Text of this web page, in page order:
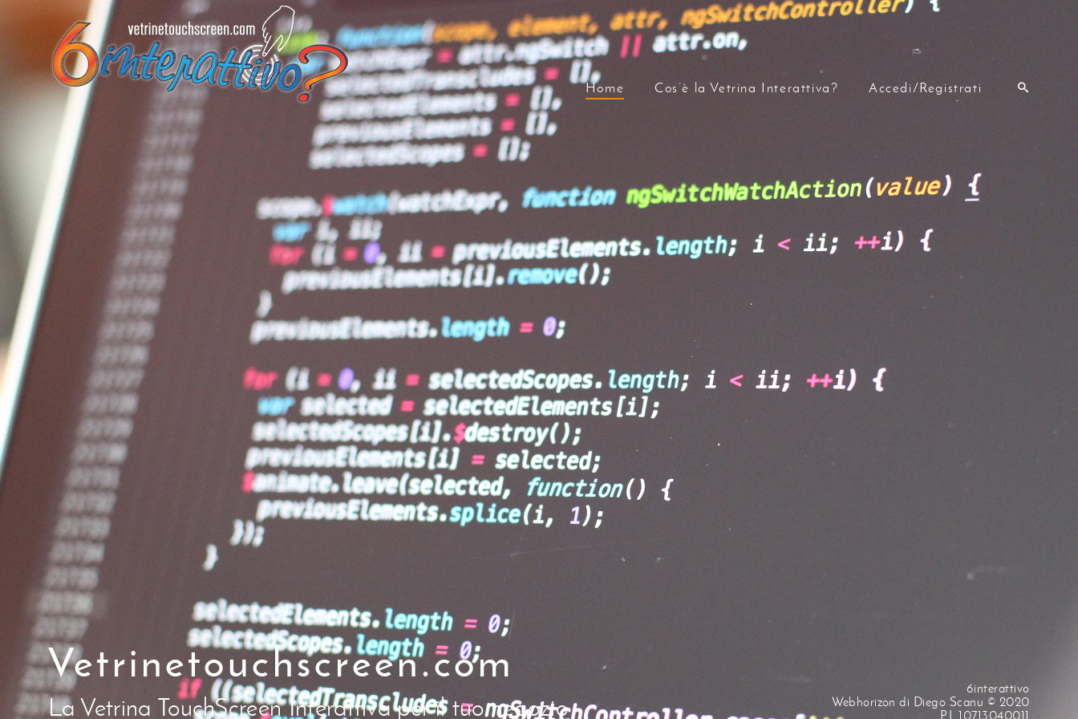
Home Cos’è la Vetrina Interattiva? Accedi/Registrati
Vetrinetouchscreen.com
La Vetrina TouchScreen Interattiva per il tuo negozio
6interattivo
Webhorizon di Diego Scanu © 2020
P.I. 10713040011